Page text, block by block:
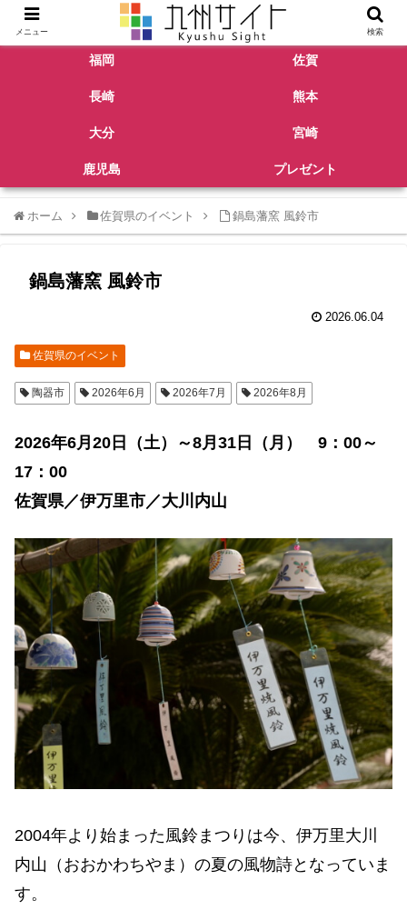
福岡 佐賀
長崎 熊本
大分 宮崎
鹿児島 プレゼント
ホーム 佐賀県のイベント 鍋島藩窯 風鈴市
鍋島藩窯 風鈴市
2026.06.04
佐賀県のイベント
陶器市 2026年6月 2026年7月 2026年8月
2026年6月20日（土）～8月31日（月） 9：00～
17：00
佐賀県／伊万里市／大川内山
2004年より始まった風鈴まつりは今、伊万里大川
内山（おおかわちやま）の夏の風物詩となっていま
す。
メニュー 検索